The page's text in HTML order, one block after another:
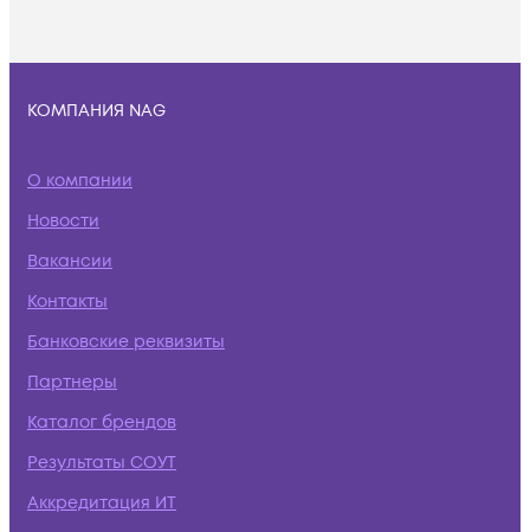
КОМПАНИЯ NAG
О компании
Новости
Вакансии
Контакты
Банковские реквизиты
Партнеры
Каталог брендов
Результаты СОУТ
Аккредитация ИТ